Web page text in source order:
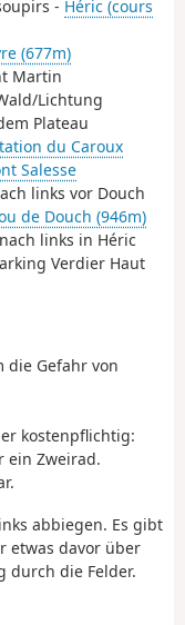
- Héric (cours
(677m)
Martin
Lichtung
Plateau
du Caroux
Salesse
links vor Douch
de Douch (946m)
links in Héric
Verdier Haut
Gefahr von
kostenpflichtig:
ein Zweirad.
abbiegen. Es gibt
etwas davor über
durch die Felder.